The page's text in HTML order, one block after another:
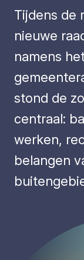
Tijdens de
nieuwe
namens
stond de
centraal:
werken,
belangen